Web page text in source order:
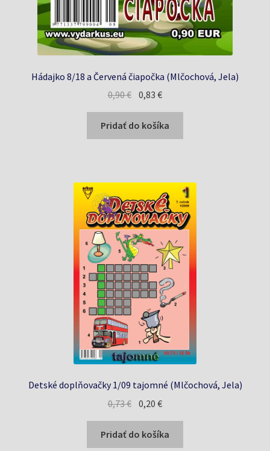
Hádajko 8/18 a Červená čiapočka (Mlčochová, Jela)
0,90€ Pôvodná
cena
bola:
0,90 €.
0,83€Aktuálna
cena
je:
0,83 €.
Pridať do košíka
Detské doplňovačky 1/09 tajomné (Mlčochová, Jela)
0,73€ Pôvodná
cena
bola:
0,73 €.
0,20€Aktuálna
cena
je:
0,20 €.
Pridať do košíka